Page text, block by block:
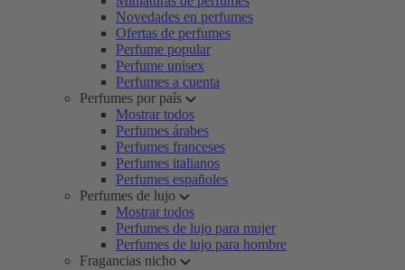
Novedades en perfumes
Ofertas de perfumes
Perfume popular
Perfume unisex
Perfumes a cuenta
Perfumes por país
Mostrar todos
Perfumes árabes
Perfumes franceses
Perfumes italianos
Perfumes españoles
Perfumes de lujo
Mostrar todos
Perfumes de lujo para mujer
Perfumes de lujo para hombre
Fragancias nicho